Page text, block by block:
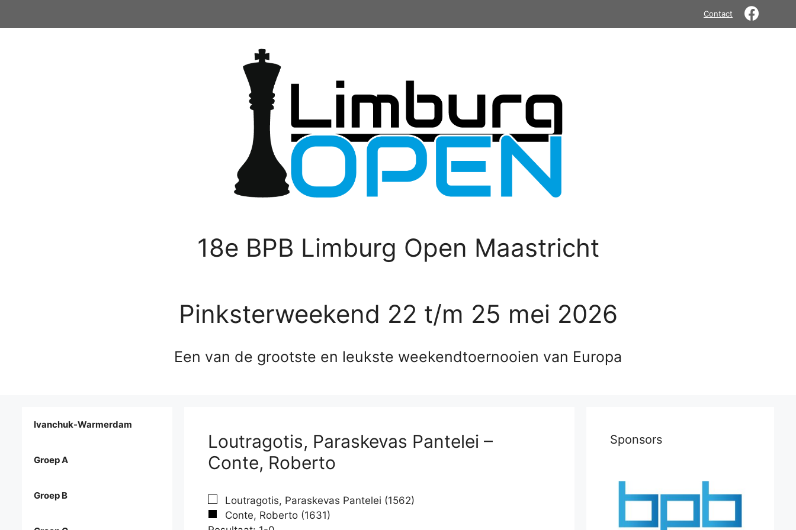
Contact
18e BPB Limburg Open Maastricht
Pinksterweekend 22 t/m 25 mei 2026
Een van de grootste en leukste weekendtoernooien van Europa
Loutragotis, Paraskevas Pantelei –
Conte, Roberto
Loutragotis, Paraskevas Pantelei (1562)
Conte, Roberto (1631)
Ivanchuk-Warmerdam
Groep A
Groep B
Sponsors